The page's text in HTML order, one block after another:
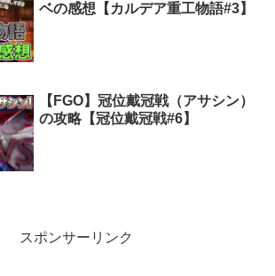
ベの感想【カルデア重工物語#3】
【FGO】冠位戴冠戦（アサシン）
の攻略【冠位戴冠戦#6】
スポンサーリンク